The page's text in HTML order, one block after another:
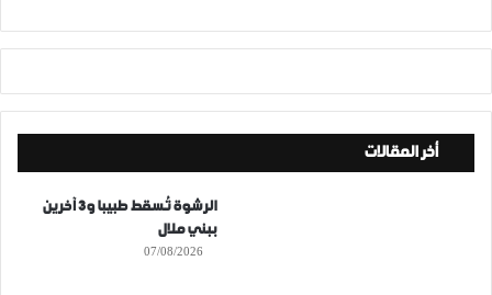
أخر المقالات
الرشوة تُسقط طبيبا و3 آخرين
ببني ملال
07/08/2026